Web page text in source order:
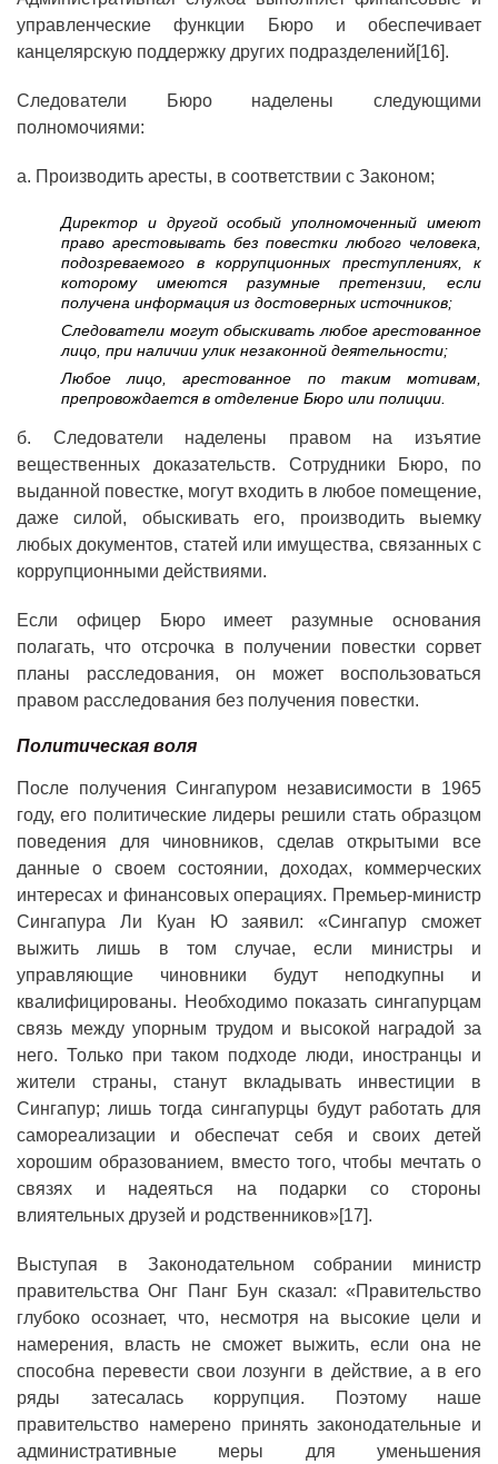
управленческие функции Бюро и обеспечивает
канцелярскую поддержку других подразделений[16].
Следователи Бюро наделены следующими
полномочиями:
а. Производить аресты, в соответствии с Законом;
Директор и другой особый уполномоченный имеют
право арестовывать без повестки любого человека,
подозреваемого в коррупционных преступлениях, к
которому имеются разумные претензии, если
получена информация из достоверных источников;
Следователи могут обыскивать любое арестованное
лицо, при наличии улик незаконной деятельности;
Любое лицо, арестованное по таким мотивам,
препровождается в отделение Бюро или полиции.
б. Следователи наделены правом на изъятие
вещественных доказательств. Сотрудники Бюро, по
выданной повестке, могут входить в любое помещение,
даже силой, обыскивать его, производить выемку
любых документов, статей или имущества, связанных с
коррупционными действиями.
Если офицер Бюро имеет разумные основания
полагать, что отсрочка в получении повестки сорвет
планы расследования, он может воспользоваться
правом расследования без получения повестки.
Политическая воля
После получения Сингапуром независимости в 1965
году, его политические лидеры решили стать образцом
поведения для чиновников, сделав открытыми все
данные о своем состоянии, доходах, коммерческих
интересах и финансовых операциях. Премьер-министр
Сингапура Ли Куан Ю заявил: «Сингапур сможет
выжить лишь в том случае, если министры и
управляющие чиновники будут неподкупны и
квалифицированы. Необходимо показать сингапурцам
связь между упорным трудом и высокой наградой за
него. Только при таком подходе люди, иностранцы и
жители страны, станут вкладывать инвестиции в
Сингапур; лишь тогда сингапурцы будут работать для
самореализации и обеспечат себя и своих детей
хорошим образованием, вместо того, чтобы мечтать о
связях и надеяться на подарки со стороны
влиятельных друзей и родственников»[17].
Выступая в Законодательном собрании министр
правительства Онг Панг Бун сказал: «Правительство
глубоко осознает, что, несмотря на высокие цели и
намерения, власть не сможет выжить, если она не
способна перевести свои лозунги в действие, а в его
ряды затесалась коррупция. Поэтому наше
правительство намерено принять законодательные и
административные меры для уменьшения